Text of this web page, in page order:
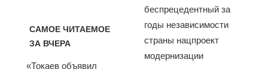
САМОЕ ЧИТАЕМОЕ
ЗА ВЧЕРА
«Токаев объявил
беспрецедентный за
годы независимости
страны нацпроект
модернизации